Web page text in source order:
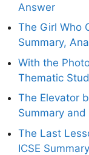
Answer
The Girl Who
Summary,
With the
Thematic
The Elevator
Summary
The Last
ICSE